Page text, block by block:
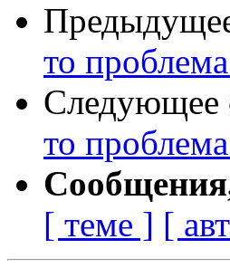
то
то
[ теме ] [